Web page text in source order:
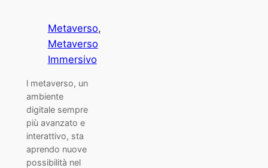
Metaverso
Metaverso
Immersivo
l metaverso, un
ambiente
digitale sempre
più avanzato e
interattivo, sta
aprendo nuove
possibilità nel